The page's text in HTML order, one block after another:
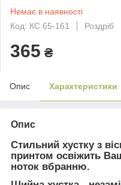
Немає в наявності
Код: КС 65-161
Роздріб
365 ₴
Опис Характеристики
Опис
Стильний хустку з
принтом освіжить
ноток вбранню.